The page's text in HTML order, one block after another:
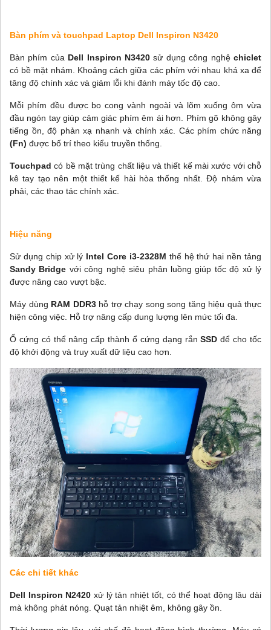
Bàn phím và touchpad Laptop Dell Inspiron N3420
Bàn phím của Dell Inspiron N3420 sử dụng công nghệchiclet
có bề mặt nhám. Khoảng cách giữa các phím với nhau khá xa để
tăng độ chính xác và giảm lỗi khi đánh máy tốc độ cao.
Mỗi phím đều được bo cong vành ngoài và lõm xuống ôm vừa
đầu ngón tay giúp cảm giác phím êm ái hơn. Phím gõ không gây
tiếng ồn, độ phản xạ nhanh và chính xác. Các phím chức năng
(Fn) được bố trí theo kiểu truyền thống.
Touchpadcó bề mặt trùng chất liệu và thiết kế mài xước với chỗ
kê tay tạo nên một thiết kế hài hòa thống nhất. Độ nhám vừa
phải, các thao tác chính xác.
Hiệu năng
Sử dụng chip xử lý Intel Core i3-2328M thế hệ thứ hai nền tảng
Sandy Bridge với công nghệ siêu phân luồng giúp tốc độ xử lý
được nâng cao vượt bậc.
Máy dùng RAM DDR3hỗ trợ chạy song song tăng hiệu quả thực
hiện công việc. Hỗ trợ nâng cấp dung lượng lên mức tối đa.
Ổ cứng có thể nâng cấp thành ổ cứng dạng rắnSSD để cho tốc
độ khởi động và truy xuất dữ liệu cao hơn.
Các chi tiết khác
Dell Inspiron N2420xử lý tản nhiệt tốt, có thể hoạt động lâu dài
mà không phát nóng. Quạt tản nhiệt êm, không gây ồn.